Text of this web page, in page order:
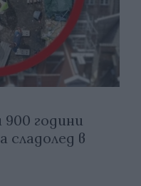
години
сладолед в